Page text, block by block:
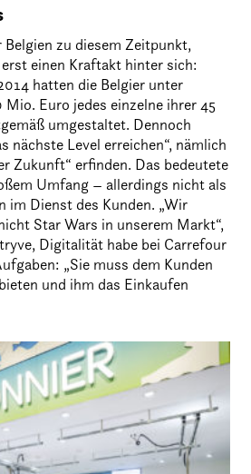
zu diesem Zeitpunkt,
einen Kraftakt hinter sich:
hatten die Belgier unter
Euro jedes einzelne ihrer 45
umgestaltet. Dennoch
nächste Level erreichen“, nämlich
Zukunft“ erfinden. Das bedeutete
Umfang – allerdings nicht als
im Dienst des Kunden. „Wir
Star Wars in unserem Markt“,
Digitalität habe bei Carrefour
„Sie muss dem Kunden
und ihm das Einkaufen